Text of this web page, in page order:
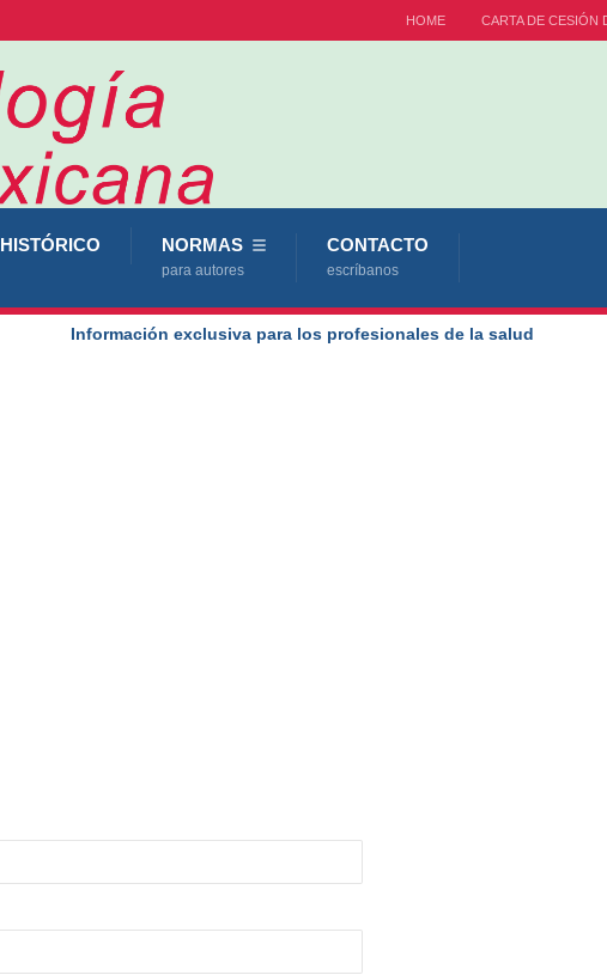
HOME CARTA DE CESIÓN
HISTÓRICO NORMAS
para autores
CONTACTO
escríbanos
Información exclusiva para los profesionales de la salud